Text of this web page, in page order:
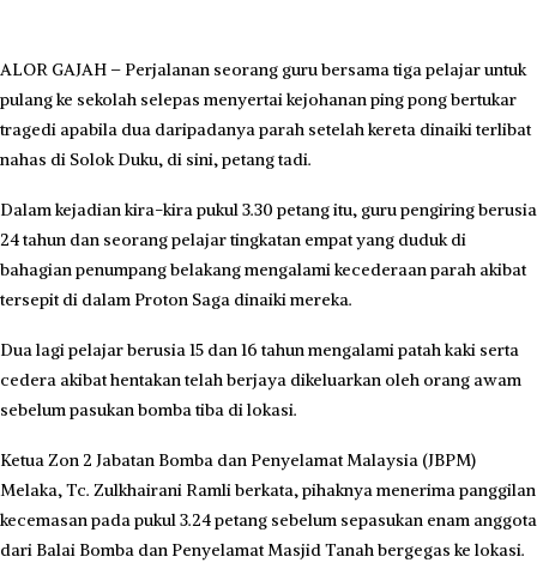
ALOR GAJAH – Perjalanan seorang guru bersama tiga pelajar untuk
pulang ke sekolah selepas menyertai kejohanan ping pong bertukar
tragedi apabila dua daripadanya parah setelah kereta dinaiki terlibat
nahas di Solok Duku, di sini, petang tadi.
Dalam kejadian kira-kira pukul 3.30 petang itu, guru pengiring berusia
24 tahun dan seorang pelajar tingkatan empat yang duduk di
bahagian penumpang belakang mengalami kecederaan parah akibat
tersepit di dalam Proton Saga dinaiki mereka.
Dua lagi pelajar berusia 15 dan 16 tahun mengalami patah kaki serta
cedera akibat hentakan telah berjaya dikeluarkan oleh orang awam
sebelum pasukan bomba tiba di lokasi.
Ketua Zon 2 Jabatan Bomba dan Penyelamat Malaysia (JBPM)
Melaka, Tc. Zulkhairani Ramli berkata, pihaknya menerima panggilan
kecemasan pada pukul 3.24 petang sebelum sepasukan enam anggota
dari Balai Bomba dan Penyelamat Masjid Tanah bergegas ke lokasi.